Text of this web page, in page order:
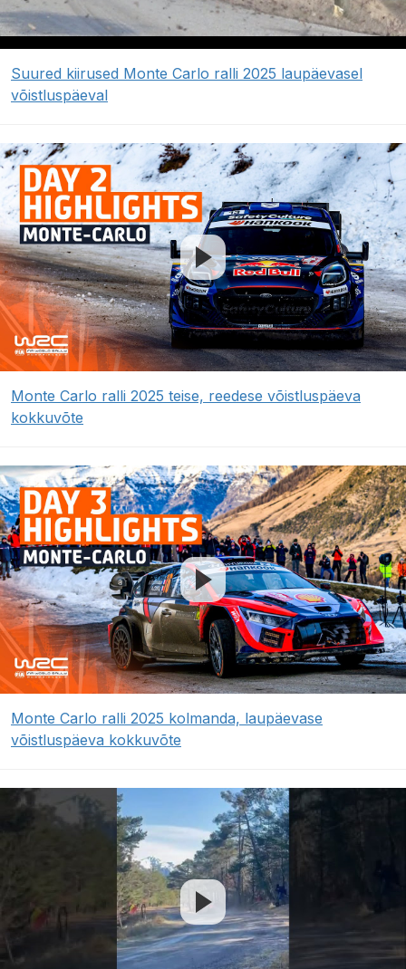
Suured kiirused Monte Carlo ralli 2025 laupäevasel
võistluspäeval
Monte Carlo ralli 2025 teise, reedese võistluspäeva
kokkuvõte
Monte Carlo ralli 2025 kolmanda, laupäevase
võistluspäeva kokkuvõte